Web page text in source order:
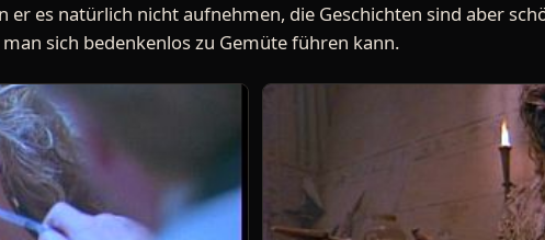
er es natürlich nicht aufnehmen, die Geschichten sind aber
sich bedenkenlos zu Gemüte führen kann.